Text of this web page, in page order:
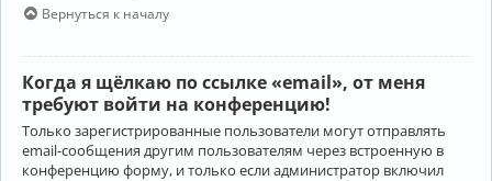
Вернуться к началу
Когда я щёлкаю по ссылке «email», от меня
требуют войти на конференцию!
Только зарегистрированные пользователи могут отправлять
email-сообщения другим пользователям через встроенную в
конференцию форму, и только если администратор включил